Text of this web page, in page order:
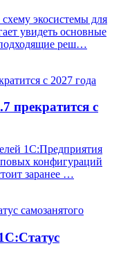
экосистемы для
увидеть основные
реш…
прекратится с
1С:Предприятия
конфигураций
заранее …